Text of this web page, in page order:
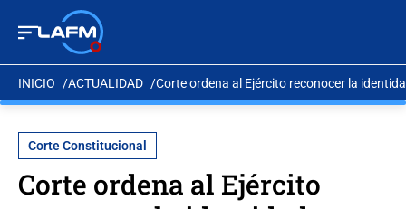
INICIO ACTUALIDAD Corte ordena al Ejército reconocer la
Corte Constitucional
Corte ordena al Ejército